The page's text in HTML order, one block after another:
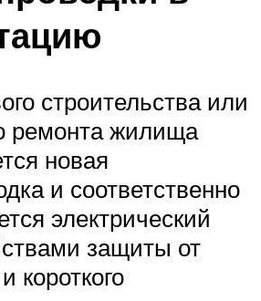
строительства или
ремонта жилища
новая
и соответственно
электрический
защиты от
короткого